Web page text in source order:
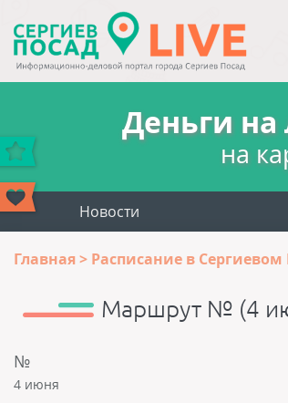
Деньги
на
Новости
Главная Расписание в Сергиевом
Маршрут № (4
№
4 июня